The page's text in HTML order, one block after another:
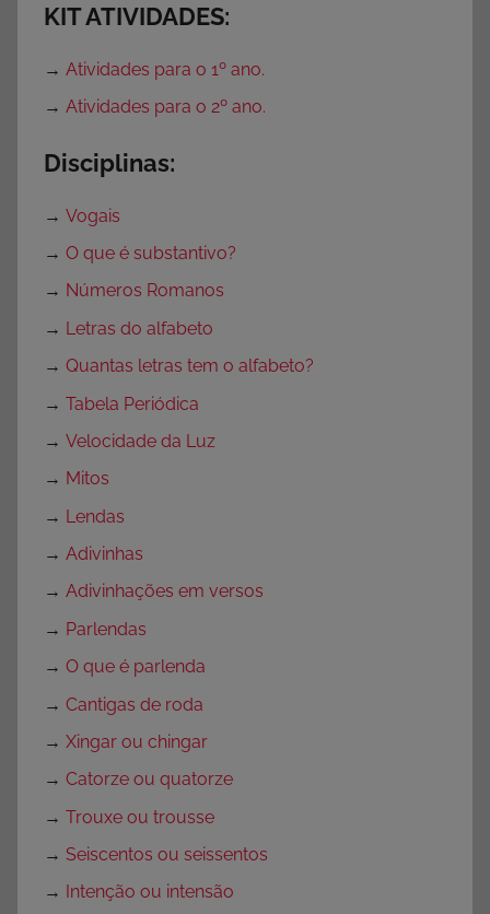
KIT ATIVIDADES:
→ Atividades para o 1º ano.
→ Atividades para o 2º ano.
Disciplinas:
→ Vogais
→ O que é substantivo?
→ Números Romanos
→ Letras do alfabeto
→ Quantas letras tem o alfabeto?
→ Tabela Periódica
→ Velocidade da Luz
→ Mitos
→ Lendas
→ Adivinhas
→ Adivinhações em versos
→ Parlendas
→ O que é parlenda
→ Cantigas de roda
→ Xingar ou chingar
→ Catorze ou quatorze
→ Trouxe ou trousse
→ Seiscentos ou seissentos
→
Intenção ou intensão